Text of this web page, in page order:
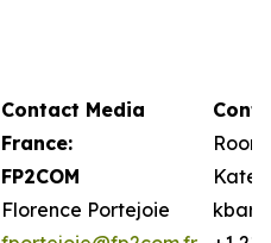
Contact Media
France:
FP2COM
Florence Portejoie
Kate